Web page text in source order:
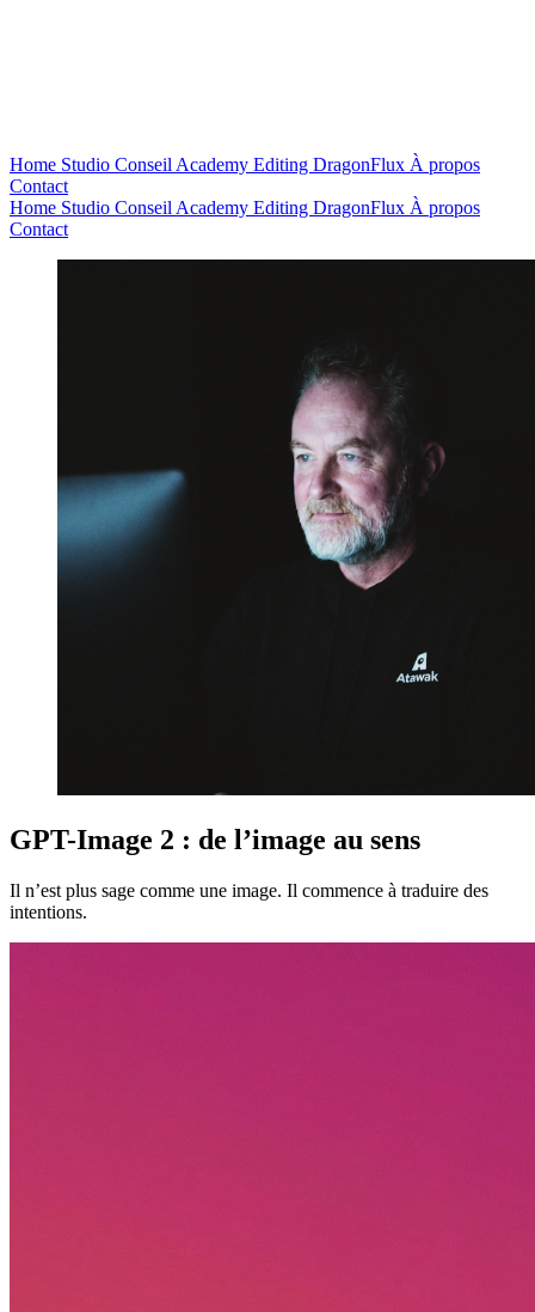
Home Studio Conseil Academy Editing DragonFlux À propos
Contact
Home Studio Conseil Academy Editing DragonFlux À propos
Contact
GPT-Image 2 : de l’image au sens
Il n’est plus sage comme une image. Il commence à traduire des
intentions.